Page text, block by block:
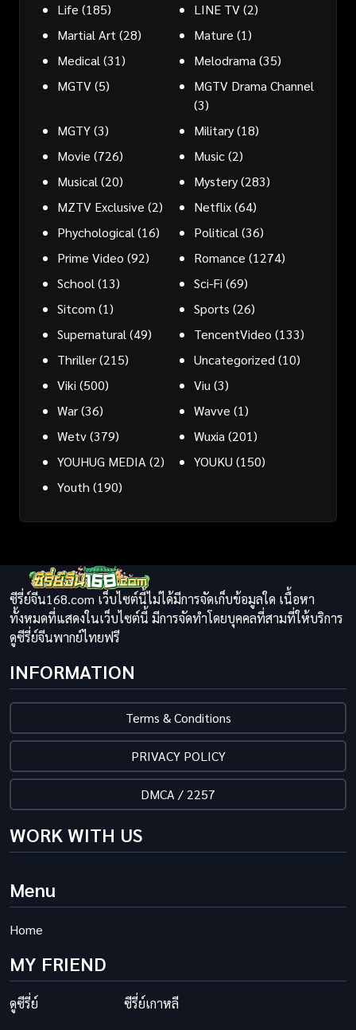
Life (185) LINE TV(2)
Martial Art (28) Mature (1)
Medical (31) Melodrama (35)
MGTV(5)
MGTV Drama Channel
(3)
MGTY(3) Military(18)
Movie (726) Music(2)
Musical (20) Mystery(283)
MZTV Exclusive (2) Netflix(64)
Phychological (16) Political (36)
Prime Video (92) Romance (1274)
School (13) Sci-Fi (69)
Sitcom (1) Sports (26)
Supernatural (49) TencentVideo (133)
Thriller(215) Uncategorized (10)
Viki (500) Viu (3)
War(36) Wavve (1)
Wetv(379) Wuxia (201)
YOUHUG MEDIA (2) YOUKU (150)
Youth (190)
ซีรี่ย์จีน168.com เว็บไซต์นี้ไม่ได้มีการจัดเก็บข้อมูลใด เนื้อหา
ทั้งหมดที่แสดงในเว็บไซต์นี้ มีการจัดทำโดยบุคคลที่สามที่ให้บริการ
ดูซีรี่ย์จีนพากย์ไทยฟรี
INFORMATION
Terms & Conditions
PRIVACY POLICY
DMCA / 2257
WORK WITH US
Menu
Home
MY FRIEND
ดูซีรี่ย์ ซีรี่ย์เกาหลี